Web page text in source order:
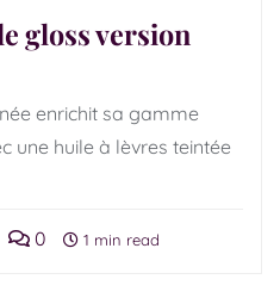
gloss version
enrichit sa gamme
une huile à lèvres teintée
0 1 min read